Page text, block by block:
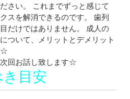
さい。 これまでずっと感じて
スを解消できるのです。 歯列
だけではありません。 成人の
ついて、メリットとデメリット
☆
回お話し致します☆
目安